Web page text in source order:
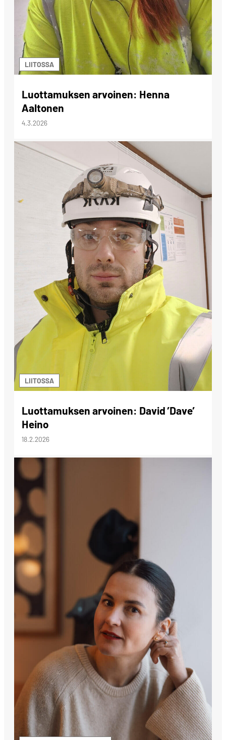
LIITOSSA
Luottamuksen arvoinen: Henna
Aaltonen
4.3.2026
LIITOSSA
Luottamuksen arvoinen: David ’Dave’
Heino
18.2.2026